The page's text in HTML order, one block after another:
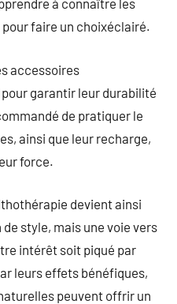
à connaître les
faire un choixéclairé.
accessoires
garantir leur durabilité
de pratiquer le
ainsi que leur recharge,
force.
devient ainsi
style, mais une voie vers
intérêt soit piqué par
leurs effets bénéfiques,
peuvent offrir un